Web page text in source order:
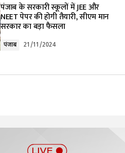
पंजाब के सरकारी स्कूलों में JEE और
NEET पेपर की होगी तैयारी, सीएम मान
सरकार का बड़ा फैसला
पंजाब 21/11/2024